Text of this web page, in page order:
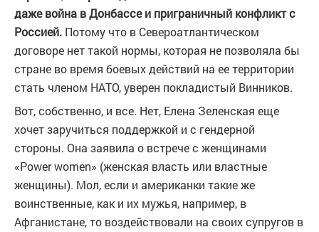
даже война в Донбассе и приграничный конфликт с
Россией. Потому что в Североатлантическом
договоре нет такой нормы, которая не позволяла бы
стране во время боевых действий на ее территории
стать членом НАТО, уверен покладистый Винников.
Вот, собственно, и все. Нет, Елена Зеленская еще
хочет заручиться поддержкой и с гендерной
стороны. Она заявила о встрече с женщинами
«Power women» (женская власть или властные
женщины). Мол, если и американки такие же
воинственные, как и их мужья, например, в
Афганистане, то воздействовали на своих супругов в